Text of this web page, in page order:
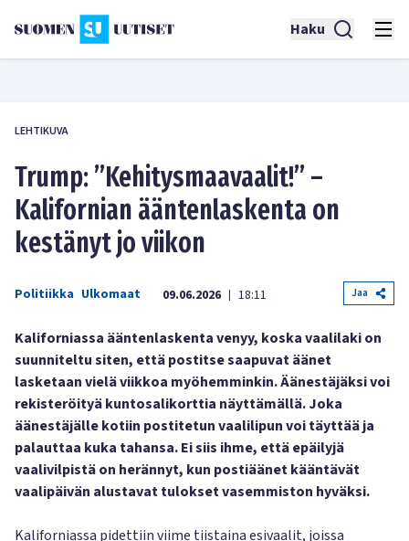
Haku
LEHTIKUVA
Trump: ”Kehitysmaavaalit!” –
Kalifornian ääntenlaskenta on
kestänyt jo viikon
Politiikka Ulkomaat 09.06.2026 | 18:11 Jaa
Kaliforniassa ääntenlaskenta venyy, koska vaalilaki on
suunniteltu siten, että postitse saapuvat äänet
lasketaan vielä viikkoa myöhemminkin. Äänestäjäksi voi
rekisteröityä kuntosalikorttia näyttämällä. Joka
äänestäjälle kotiin postitetun vaalilipun voi täyttää ja
palauttaa kuka tahansa. Ei siis ihme, että epäilyjä
vaalivilpistä on herännyt, kun postiäänet kääntävät
vaalipäivän alustavat tulokset vasemmiston hyväksi.
Kaliforniassa pidettiin viime tiistaina esivaalit, joissa